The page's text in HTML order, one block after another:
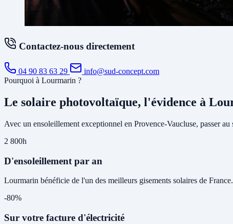
Contactez-nous directement
04 90 83 63 29
info@sud-concept.com
Pourquoi à Lourmarin ?
Le solaire photovoltaïque, l'évidence à
Avec un ensoleillement exceptionnel en Provence-Vaucluse, passer
2 800h
D'ensoleillement par an
Lourmarin bénéficie de l'un des meilleurs gisements solaires de
-80%
Sur votre facture d'électricité